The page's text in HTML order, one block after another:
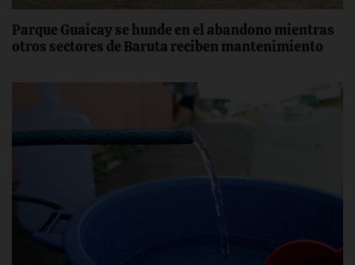
Parque Guaicay se hunde en el abandono mientras
otros sectores de Baruta reciben mantenimiento